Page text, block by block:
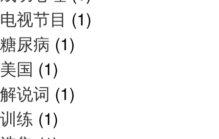
电视节目 (1)
糖尿病 (1)
美国 (1)
解说词 (1)
训练 (1)